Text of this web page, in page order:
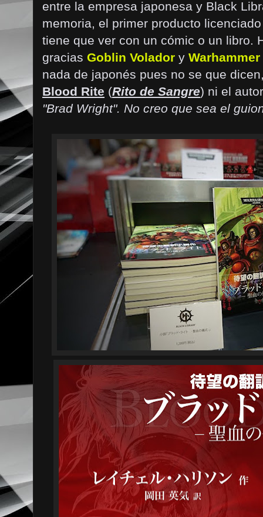
entre la empresa japonesa y Black
memoria, el primer producto
tiene que ver con un cómic o un libro.
gracias Goblin Volador y
nada de japonés pues no se que
Blood Rite (Rito de Sangre) ni el
"Brad Wright". No creo que sea el